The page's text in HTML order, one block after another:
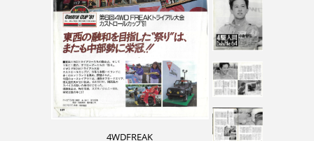
4WDFREAK